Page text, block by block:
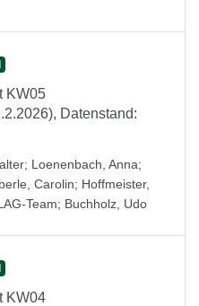
KW05
Datenstand:
; Loenenbach, Anna;
Carolin; Hoffmeister,
Team; Buchholz, Udo
KW04